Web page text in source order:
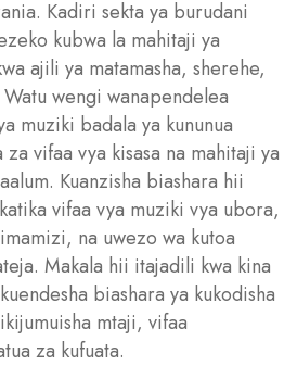
Kadiri sekta ya burudani
kubwa la mahitaji ya
ajili ya matamasha, sherehe,
wengi wanapendelea
muziki badala ya kununua
za vifaa vya kisasa na mahitaji ya
Kuanzisha biashara hii
vifaa vya muziki vya ubora,
na uwezo wa kutoa
Makala hii itajadili kwa kina
biashara ya kukodisha
mtaji, vifaa
za kufuata.